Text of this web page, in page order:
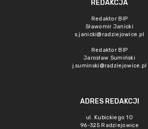
REDAKCJA
Redaktor BIP
Sławomir Janicki
s.janicki@radziejowice.pl
Redaktor BIP
Jarosław Sumiński
j.suminski@radziejowice.pl
ADRES REDAKCJI
ul. Kubickiego 10
96-325 Radziejowice